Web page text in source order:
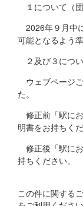
１について（
2026年９月中
可能となるよう
２及び３につ
ウェブページ
た。
修正前「駅に
明書をお持ちくだ
修正後「駅に
持ちください。
この件に関する